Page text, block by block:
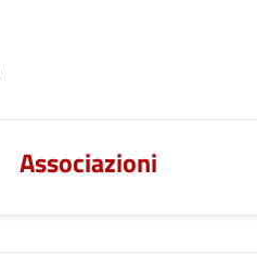
Associazioni